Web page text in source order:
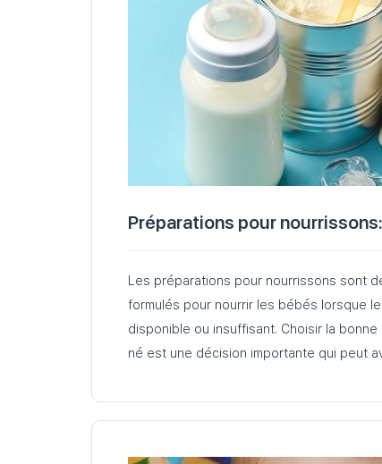
Préparations pour
Les préparations pour nourrissons sont
formulés pour nourrir les bébés lorsque le
disponible ou insuffisant. Choisir la
né est une décision importante qui peut